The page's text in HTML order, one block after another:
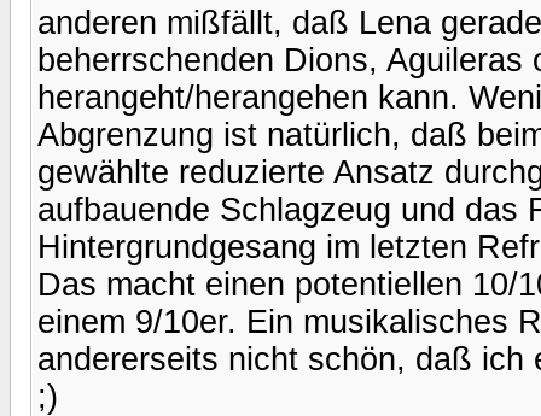
anderen mißfällt, daß Lena
beherrschenden Dions,
herangeht/herangehen kann.
Abgrenzung ist natürlich, daß
gewählte reduzierte Ansatz
aufbauende Schlagzeug und das
Hintergrundgesang im letzten
Das macht einen potentiellen 10/
einem 9/10er. Ein musikalisches
andererseits nicht schön, daß ich
;)